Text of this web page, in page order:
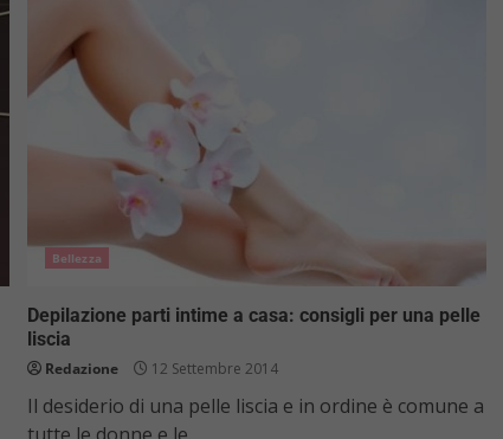
Bellezza
Depilazione parti intime a casa: consigli per una pelle
liscia
Redazione 12 Settembre 2014
Il desiderio di una pelle liscia e in ordine è comune a